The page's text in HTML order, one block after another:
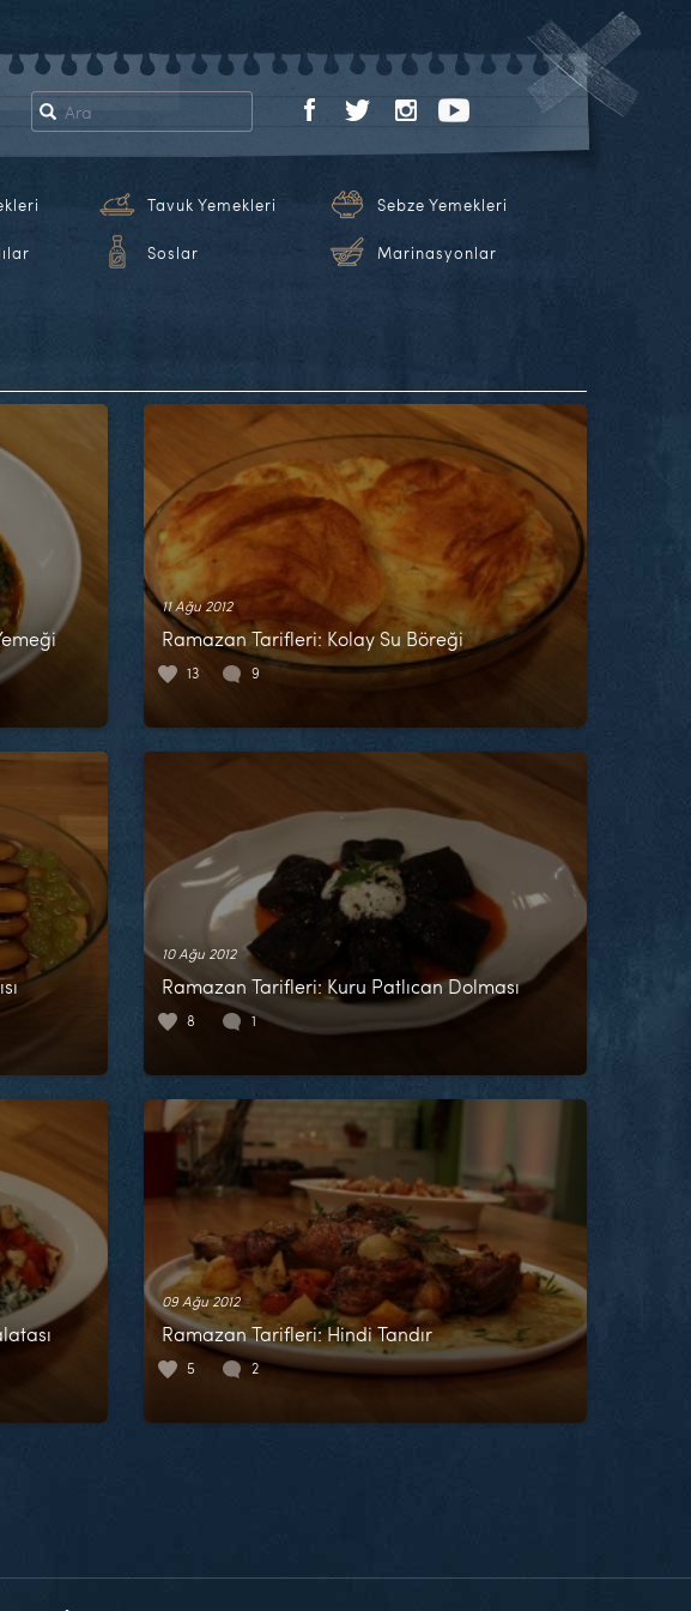
Tavuk Yemekleri Sebze Yemekleri
Soslar Marinasyonlar
11 Ağu 2012
Ramazan Tarifleri: Kolay Su Böreği
13 9
10 Ağu 2012
Ramazan Tarifleri: Kuru Patlıcan Dolması
8 1
09 Ağu 2012
Ramazan Tarifleri: Hindi Tandır
5 2